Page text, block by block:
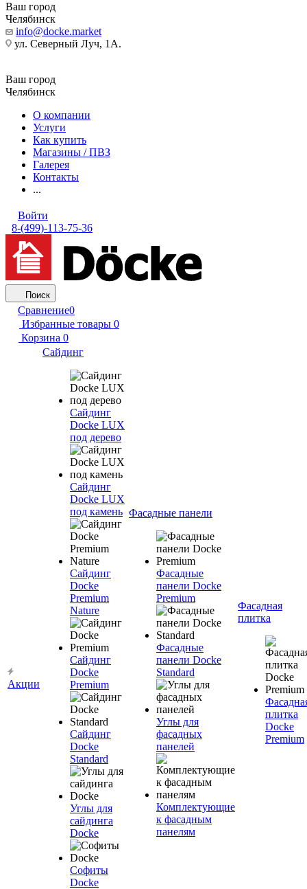
Ваш город
Челябинск
info@docke.market
ул. Северный Луч, 1А.
Ваш город
Челябинск
О компании
Услуги
Как купить
Магазины / ПВЗ
Галерея
Контакты
...
Войти
8-(499)-113-75-36
Поиск
Сравнение0
Избранные товары 0
Корзина 0
Акции
Сайдинг
Сайдинг
Docke LUX
под дерево
Сайдинг
Docke LUX
под камень
Сайдинг
Docke
Premium
Nature
Сайдинг
Docke
Premium
Сайдинг
Docke
Standard
Углы для
сайдинга
Docke
Софиты
Docke
Фасадные панели
Фасадные
панели Docke
Premium
Фасадные
панели Docke
Standard
Углы для
фасадных
панелей
Комплектующие
к фасадным
панелям
Фасадная
плитка
плитка
Docke
Premium